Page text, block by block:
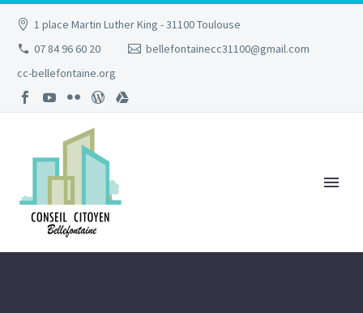
1 place Martin Luther King - 31100 Toulouse
07 84 96 60 20
bellefontainecc31100@gmail.com
cc-bellefontaine.org